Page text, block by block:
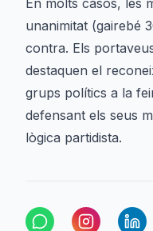
En molts casos, les
unanimitat (gairebé
contra. Els
destaquen el
grups polítics a la
defensant els seus
lògica partidista.